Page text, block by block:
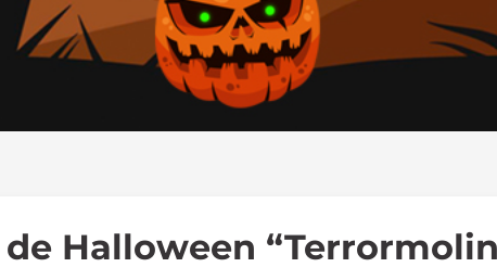
Halloween